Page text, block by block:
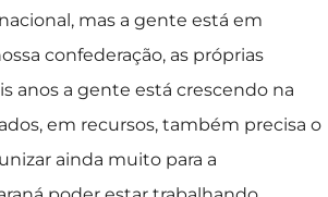
mas a gente está em
confederação, as próprias
anos a gente está crescendo na
em recursos, também precisa o
ainda muito para a